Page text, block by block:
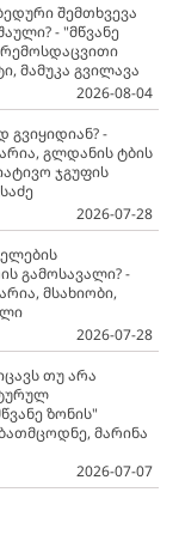
შემთხვევა
- "მწვანე
მამუკა გვილავა
2026-08-04
გვიყიდიან? -
გლდანის ტბის
ჯგუფის
2026-07-28
გამოსავალი? -
მსახიობი,
2026-07-28
თუ არა
ზონის"
მარინა
2026-07-07